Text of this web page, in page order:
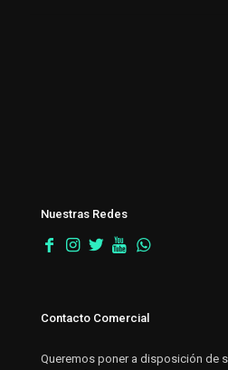
Nuestras Redes
Contacto Comercial
Queremos poner a disposición de